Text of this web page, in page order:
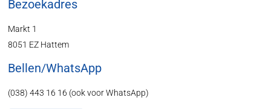
Bezoekadres
Markt 1
8051 EZ Hattem
Bellen/WhatsApp
(038) 443 16 16 (ook voor WhatsApp)